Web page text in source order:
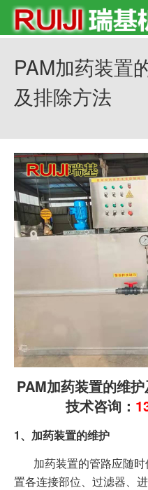
PAM加药装置
及排除方法
PAM加药装置的维
技术咨询：
1、加药装置的维护
加药装置的管路应随时
置各连接部位、过滤器、